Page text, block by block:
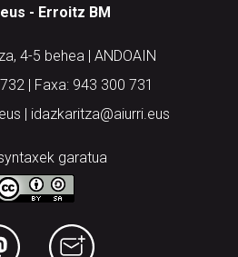
- Erroitz BM
4-5 behea | ANDOAIN
| Faxa: 943 300 731
| idazkaritza@aiurri.eus
garatua